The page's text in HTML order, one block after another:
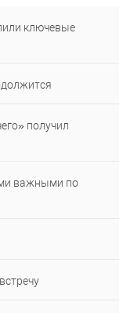
ключевые
получил
важными по